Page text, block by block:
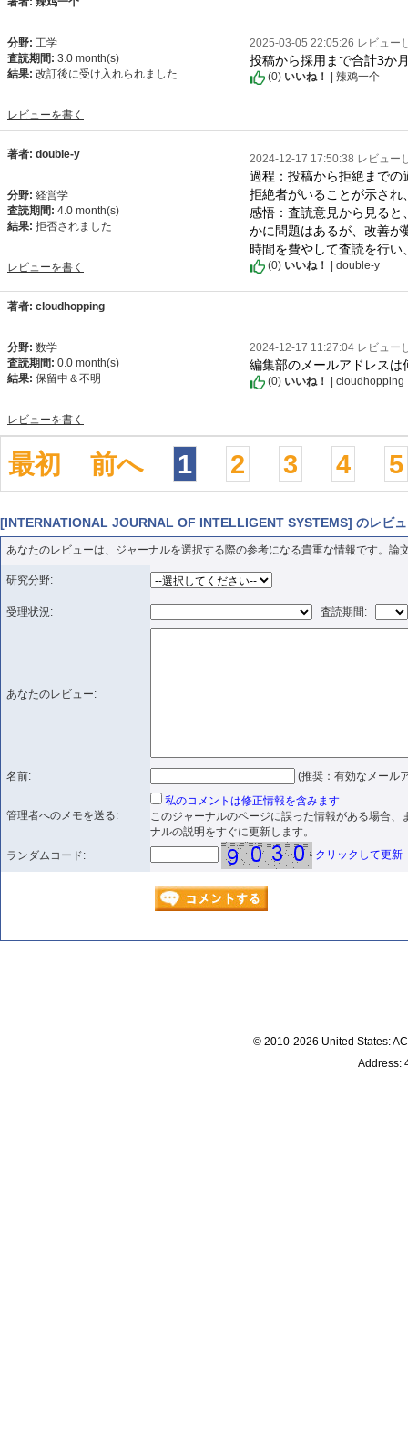
分野: 工学
査読期間: 3.0 month(s)
結果: 改訂後に受け入れられました
レビューを書く
2025-03-05 22:05:26 レビュー
投稿から採用まで合計3か
(0) いいね！ | 辣鸡一个
著者: double-y
分野: 経営学
査読期間: 4.0 month(s)
結果: 拒否されました
レビューを書く
2024-12-17 17:50:38 レビュー
過程：投稿から拒絶まで
拒絶者がいることが示さ
感悟：査読意見から見る
かに問題はあるが、改善
時間を費やして査読を行
(0) いいね！ | double-y
著者: cloudhopping
分野: 数学
査読期間: 0.0 month(s)
結果: 保留中＆不明
レビューを書く
2024-12-17 11:27:04 レビュー
編集部のメールアドレスは
(0) いいね！ | cloudhopping
最初 前へ 1 2 3 4 5
[INTERNATIONAL JOURNAL OF INTELLIGENT SYSTEMS] のレビ
あなたのレビューは、ジャーナルを選択する際の参考になる貴重な情報です。論
研究分野:
受理状況: 査読期間:
あなたのレビュー:
名前: (推奨：有効なメール
管理者へのメモを送る:
私のコメントは修正情報を含みます
このジャーナルのページに誤った情報がある場合
ナルの説明をすぐに更新します。
ランダムコード:
クリックして更新
© 2010-2026 United States:
Address: